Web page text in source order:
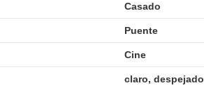
Casado
Puente
Cine
claro, despejado